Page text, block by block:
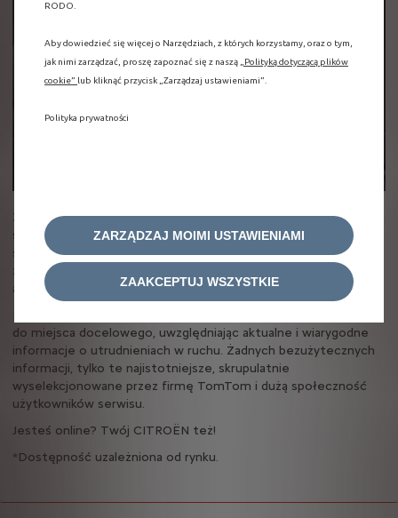
Zamiast bawić się smartfonem za kierownicą, porozmawiaj ze
swoim CITROËNEM. Nowoczesny system poleceń głosowych*
spełni Twoje oczekiwania: odezwie się naturalnym głosem i
zrealizuje Twoje polecenia. A Ty nie odrywasz wzroku od drogi
ani rąk od kierownicy.
do miejsca docelowego, uwzględniając aktualne i wiarygodne
informacje o utrudnieniach w ruchu. Żadnych bezużytecznych
informacji, tylko te najistotniejsze, skrupulatnie
wyselekcjonowane przez firmę TomTom i dużą społeczność
użytkowników serwisu.
Jesteś online? Twój CITROËN też!
*Dostępność uzależniona od rynku.
RODO.
Aby dowiedzieć się więcej o Narzędziach, z których korzystamy, oraz o tym,
jak nimi zarządzać, proszę zapoznać się z naszą
„Polityką dotyczącą plików
cookie” lub kliknąć przycisk „Zarządzaj ustawieniami”.
Polityka prywatności
ZARZĄDZAJ MOIMI USTAWIENIAMI
ZAAKCEPTUJ WSZYSTKIE